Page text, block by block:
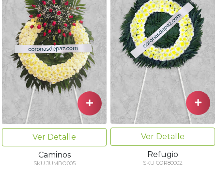
Ver Detalle
Caminos
SKU JUMBO005
Ver Detalle
Refugio
SKU COR80002